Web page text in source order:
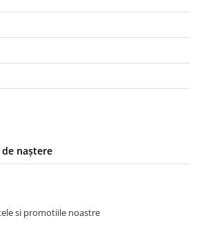
naștere
si promotiile noastre